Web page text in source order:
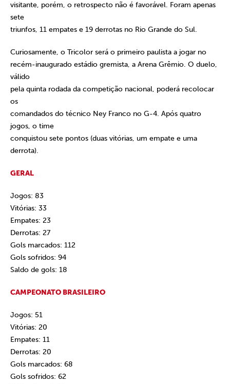
visitante, porém, o retrospecto não é favorável. Foram apenas
sete
triunfos, 11 empates e 19 derrotas no Rio Grande do Sul.
Curiosamente, o Tricolor será o primeiro paulista a jogar no
recém-inaugurado estádio gremista, a Arena Grêmio. O duelo,
válido
pela quinta rodada da competição nacional, poderá recolocar
os
comandados do técnico Ney Franco no G-4. Após quatro
jogos, o time
conquistou sete pontos (duas vitórias, um empate e uma
derrota).
GERAL
Jogos: 83
Vitórias: 33
Empates: 23
Derrotas: 27
Gols marcados: 112
Gols sofridos: 94
Saldo de gols: 18
CAMPEONATO BRASILEIRO
Jogos: 51
Vitórias: 20
Empates: 11
Derrotas: 20
Gols marcados: 68
Gols sofridos: 62